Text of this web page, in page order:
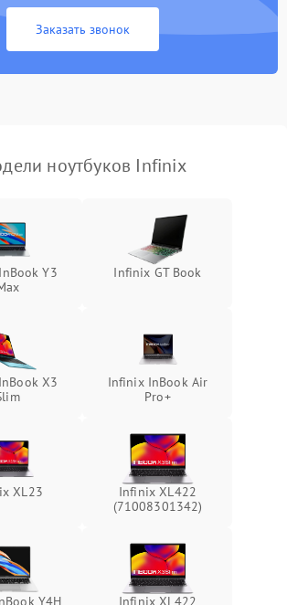
Подробнее →
Заказать звонок
ноутбуков Infinix
Y3
Infinix GT Book
X3
Infinix InBook Air
Pro+
XL23
Infinix XL422
(71008301342)
Y4H
Infinix XL422